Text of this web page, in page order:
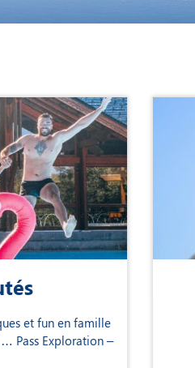
et fun en famille
Exploration –